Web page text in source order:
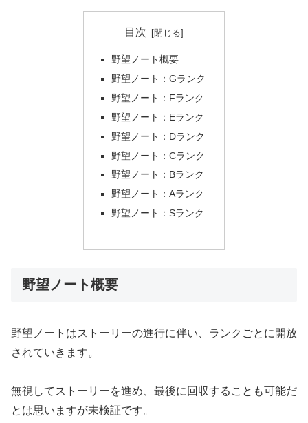
目次
野望ノート概要
野望ノート：Gランク
野望ノート：Fランク
野望ノート：Eランク
野望ノート：Dランク
野望ノート：Cランク
野望ノート：Bランク
野望ノート：Aランク
野望ノート：Sランク
野望ノート概要
野望ノートはストーリーの進行に伴い、ランクごとに開放
されていきます。
無視してストーリーを進め、最後に回収することも可能だ
とは思いますが未検証です。